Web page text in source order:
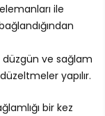
ile
ve sağlam
yapılır.
bir kez